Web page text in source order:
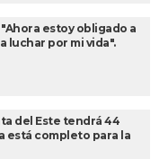
estoy obligado a
luchar por mi vida".
del Este tendrá 44
está completo para la